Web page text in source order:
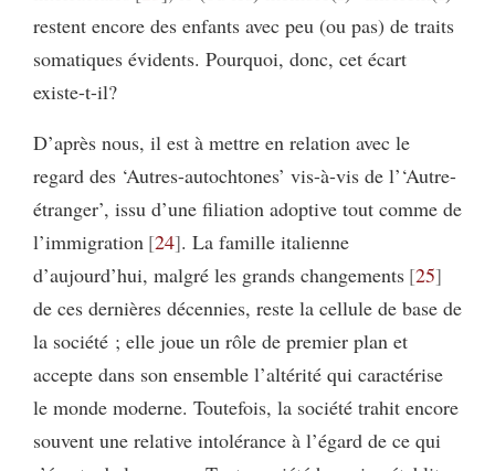
restent encore des enfants avec peu (ou pas) de traits
somatiques évidents. Pourquoi, donc, cet écart
existe-t-il?
D’après nous, il est à mettre en relation avec le
regard des ‘Autres-autochtones’ vis-à-vis de l’‘Autre-
étranger’, issu d’une filiation adoptive tout comme de
l’immigration 24 . La famille italienne
d’aujourd’hui, malgré les grands changements 25
de ces dernières décennies, reste la cellule de base de
la société ; elle joue un rôle de premier plan et
accepte dans son ensemble l’altérité qui caractérise
le monde moderne. Toutefois, la société trahit encore
souvent une relative intolérance à l’égard de ce qui